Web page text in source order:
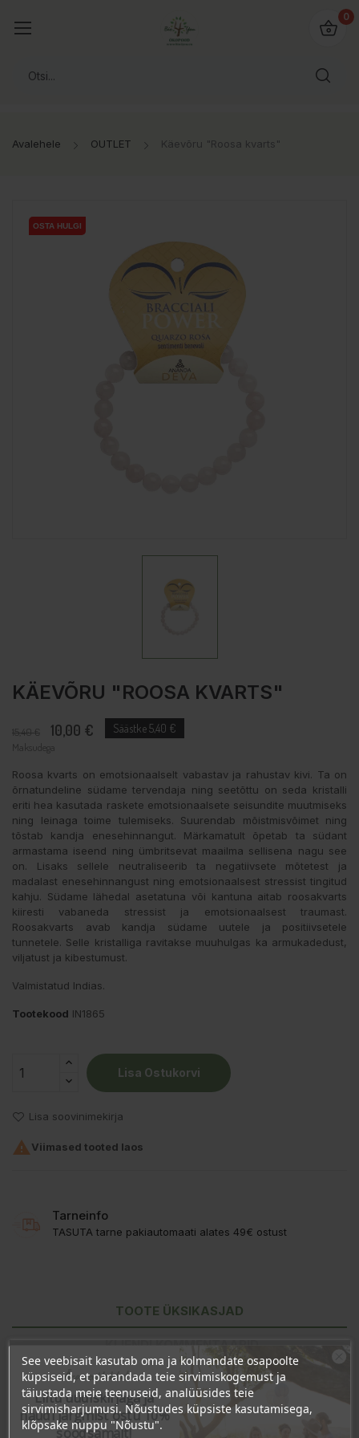
0
Avalehele OUTLET Käevõru "Roosa kvarts"
OSTA HULGI
KÄEVÕRU "ROOSA KVARTS"
15,40 € 10,00 € Säästke 5,40 €
Maksudega
Roosa kvarts on emotsionaalselt vabastav ja rahustav kivi. Ta on
õrnatundeline südame tervendaja ning seetõttu on seda kristalli
eriti hea kasutada raskete emotsionaalsete seisundite muutmiseks
ning leinaga toime tulemiseks. Suurendab mõistmisvõimet ning
tõstab kandja enesehinnangut. Märkamatult õpetab ta südant
armastama iseend ning ümbritsevat maailma sellisena nagu see
on. Lisaks sellele neutraliseerib ta negatiivsete mõtetest ja
madalast enesehinnangust ning emotsionaalsest stressist tingitud
kahju. Südame lähedal asetatuna või kantuna aitab roosakvarts
kiiresti vabaneda stressist ja emotsionaalsest traumast.
Roosakvarts avab kandja südame uutele ja positiivsetele
tunnetele. Selle kristalliga ravitakse muuhulgas ka armukadedust,
viljatust ja kibestumust.
Valmistatud Indias.
Tootekood IN1865
Lisa Ostukorvi
Lisa soovinimekirja
 Viimased tooted laos
Tarneinfo
TASUTA tarne pakiautomaati alates 49€ ostust
TOOTE ÜKSIKASJAD
KLIENDI KOMMENTAARID
See veebisait kasutab oma ja kolmandate osapoolte
küpsiseid, et parandada teie sirvimiskogemust ja
täiustada meie teenuseid, analüüsides teie
sirvimisharjumusi. Nõustudes küpsiste kasutamisega,
klõpsake nuppu "Nõustu".
Ära veel lahku!
Liitu uudiskirjaga ja
naudi järgmist ostu 10%
soodsamalt!